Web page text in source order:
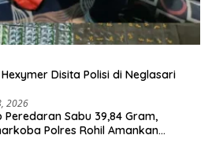
Disita Polisi di Neglasari
2026
Peredaran Sabu 39,84 Gram,
Polres Rohil Amankan